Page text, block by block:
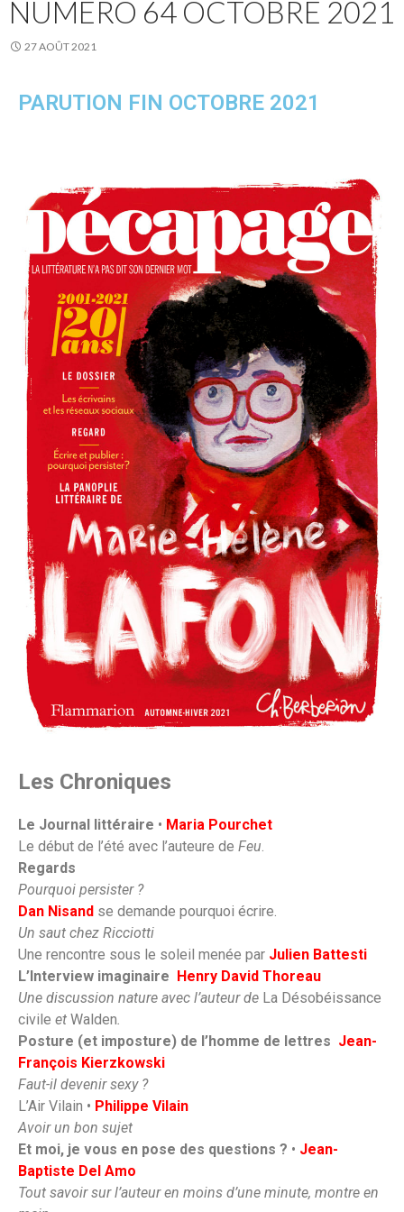
NUMÉRO 64 OCTOBRE 2021
27 AOÛT 2021
PARUTION FIN OCTOBRE 2021
Les Chroniques
Le Journal littéraire • Maria Pourchet
Le début de l’été avec l’auteure de Feu.
Regards
Pourquoi persister ?
Dan Nisand se demande pourquoi écrire.
Un saut chez Ricciotti
Une rencontre sous le soleil menée par Julien Battesti
L’Interview imaginaire
Henry David Thoreau
Une discussion nature avec l’auteur de La Désobéissance
civile et Walden.
Posture (et imposture) de l’homme de lettres Jean-
François Kierzkowski
Faut-il devenir sexy ?
L’Air Vilain • Philippe Vilain
Avoir un bon sujet
Et moi, je vous en pose des questions ? • Jean-
Baptiste Del Amo
Tout savoir sur l’auteur en moins d’une minute, montre en